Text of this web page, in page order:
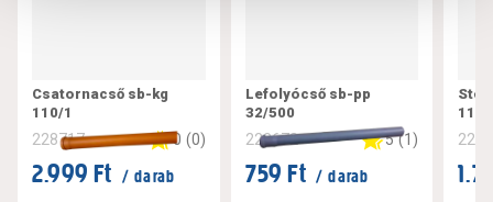
Csatornacső sb-kg
110/1
228717 0 (0)
2.999 Ft / darab
Lefolyócső sb-pp
32/500
228672 5 (1)
759 Ft / darab
110/